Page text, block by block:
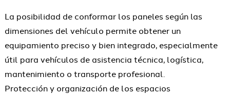
La posibilidad de conformar los paneles según las
dimensiones del vehículo permite obtener un
equipamiento preciso y bien integrado, especialmente
útil para vehículos de asistencia técnica, logística,
mantenimiento o transporte profesional.
Protección y organización de los espacios